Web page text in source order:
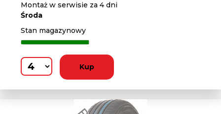
Montaż w serwisie za 4 dni
Środa
Stan magazynowy
Kup